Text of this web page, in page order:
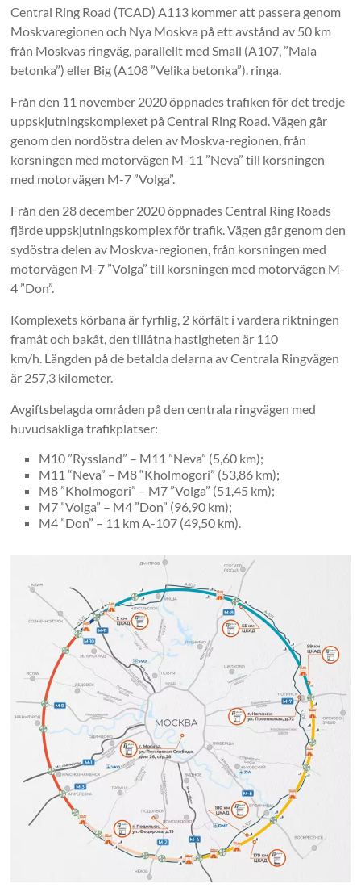
Central Ring Road (TCAD) A113 kommer att passera genom
Moskvaregionen och Nya Moskva på ett avstånd av 50 km
från Moskvas ringväg, parallellt med Small (A107, ”Mala
betonka”) eller Big (A108 ”Velika betonka”). ringa.
Från den 11 november 2020 öppnades trafiken för det tredje
uppskjutningskomplexet på Central Ring Road. Vägen går
genom den nordöstra delen av Moskva-regionen, från
korsningen med motorvägen M-11 ”Neva” till korsningen
med motorvägen M-7 ”Volga”.
Från den 28 december 2020 öppnades Central Ring Roads
fjärde uppskjutningskomplex för trafik. Vägen går genom den
sydöstra delen av Moskva-regionen, från korsningen med
motorvägen M-7 ”Volga” till korsningen med motorvägen M-
4 ”Don”.
Komplexets körbana är fyrfilig, 2 körfält i vardera riktningen
framåt och bakåt, den tillåtna hastigheten är 110
km/h. Längden på de betalda delarna av Centrala Ringvägen
är 257,3 kilometer.
Avgiftsbelagda områden på den centrala ringvägen med
huvudsakliga trafikplatser:
M10 ”Ryssland” – M11 ”Neva” (5,60 km);
M11 “Neva” – M8 “Kholmogori” (53,86 km);
M8 ”Kholmogori” – M7 ”Volga” (51,45 km);
M7 ”Volga” – M4 ”Don” (96,90 km);
M4 ”Don” – 11 km A-107 (49,50 km).